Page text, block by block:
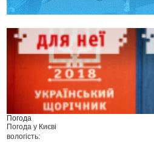
Погода
Погода у Києві
вологість: